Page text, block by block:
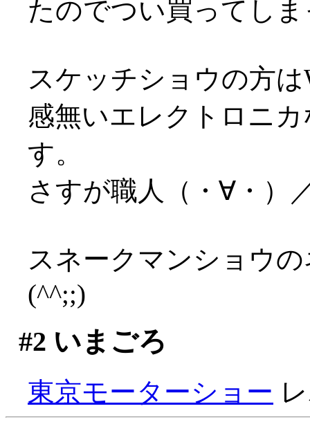
たのでつい買ってし
スケッチショウの方
感無いエレクトロニ
す。
さすが職人（・∀・）
スネークマンショウ
(^^;;)
#2 いまごろ
東京モーターショー